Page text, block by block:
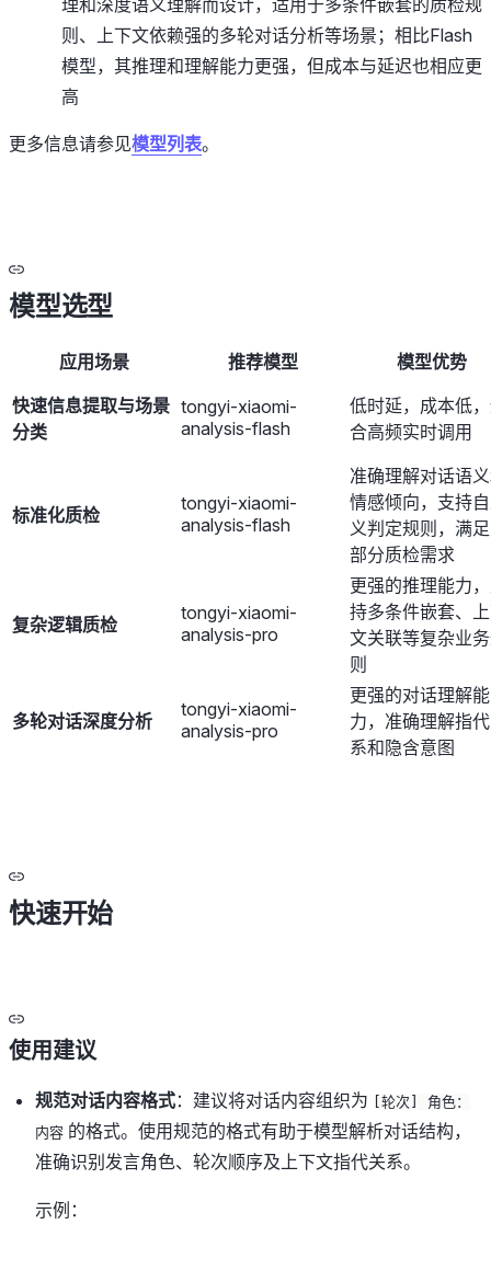
理和深度语义理解而设计，适用于多条件嵌套的质检规
则、上下文依赖强的多轮对话分析等场景；相比Flash
模型，其推理和理解能力更强，但成本与延迟也相应更
高
更多信息请参见模型列表。
模型选型
应用场景 推荐模型
模型优势
快速信息提取与场景
分类
tongyi-xiaomi-
analysis-flash
低时延，成本低
合高频实时调用
标准化质检
tongyi-xiaomi-
analysis-flash
准确理解对话语
情感倾向，支持
义判定规则，满
部分质检需求
复杂逻辑质检
tongyi-xiaomi-
analysis-pro
更强的推理能力
持多条件嵌套、
文关联等复杂业
则
多轮对话深度分析
tongyi-xiaomi-
analysis-pro
更强的对话理解能
力，准确理解指
系和隐含意图
快速开始
使用建议
规范对话内容格式：建议将对话内容组织为
[轮次] 角色：
内容 的格式。使用规范的格式有助于模型解析对话结构，
准确识别发言角色、轮次顺序及上下文指代关系。
示例：